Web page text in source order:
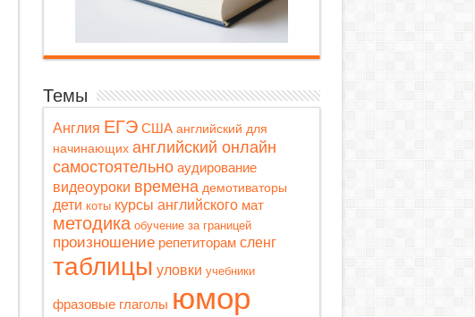
Темы
Англия ЕГЭ США английский для
начинающих английский онлайн
самостоятельно аудирование
видеоуроки времена демотиваторы
дети коты курсы английского мат
методика обучение за границей
произношение репетиторам сленг
таблицы уловки учебники
фразовые глаголы юмор